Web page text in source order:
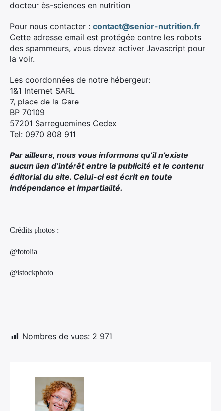
docteur ès-sciences en nutrition
Pour nous contacter : contact@senior-nutrition.fr
Cette adresse email est protégée contre les robots
des spammeurs, vous devez activer Javascript pour
la voir.
Les coordonnées de notre hébergeur:
1&1 Internet SARL
7, place de la Gare
BP 70109
57201 Sarreguemines Cedex
Tel: 0970 808 911
Par ailleurs, nous vous informons qu’il n’existe
aucun lien d’intérêt entre la publicité et le contenu
éditorial du site. Celui-ci est écrit en toute
indépendance et impartialité.
Crédits photos :
@fotolia
@istockphoto
Nombres de vues: 2 971
×
Rechercher